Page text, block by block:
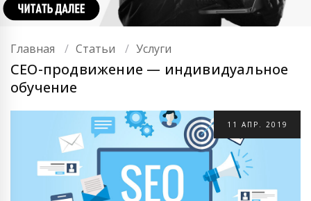
Главная Статьи Услуги
СЕО-продвижение — индивидуальное
обучение
11 АПР. 2019